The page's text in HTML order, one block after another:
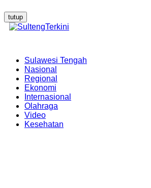
tutup
Sulawesi Tengah
Nasional
Regional
Ekonomi
Internasional
Olahraga
Video
Kesehatan